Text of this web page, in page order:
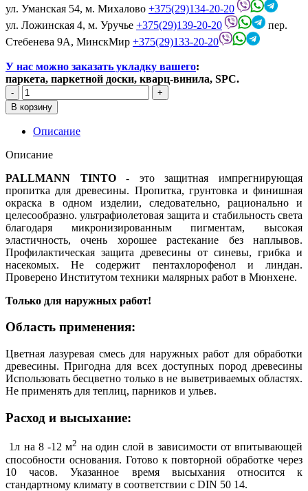
ул. Уманская 54, м. Михалово +375(29)134-20-20
ул. Ложинская 4, м. Уручье +375(29)139-20-20
пер.
Стебенева 9А, МинскМир +375(29)133-20-20
У нас можно заказать укладку вашего:
паркета, паркетной доски, кварц-винила, SPC.
Описание
Описание
PALLMANN TINTO- это защитная импрегнирующая
пропитка для древесины. Пропитка, грунтовка и финишная
окраска в одном изделии, следовательно, рационально и
целесообразно. ультрафиолетовая защита и стабильность света
благодаря микронизированным пигментам, высокая
эластичность, очень хорошее растекание без наплывов.
Профилактическая защита древесины от синевы, грибка и
насекомых. Не содержит пентахлорофенол и линдан.
Проверено Институтом техники малярных работ в Мюнхене.
Только для наружных работ!
Область применения:
Цветная лазуревая смесь для наружных работ для обработки
древесины. Пригодна для всех доступных пород древесины
Использовать бесцветно только в не выветриваемых областях.
Не применять для теплиц, парников и ульев.
Расход и высыхание:
1л на 8 -12 м2 на один слой в зависимости от впитывающей
способности основания. Готово к повторной обработке через
10 часов. Указанное время высыхания относится к
стандартному климату в соответствии с DIN 50 14.